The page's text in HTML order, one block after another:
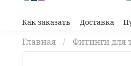
Как заказать Доставка
Главная Фитинги для